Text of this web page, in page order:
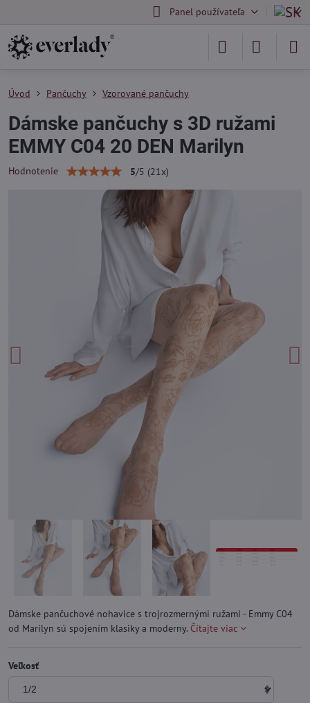
Panel používateľa
Úvod Pančuchy Vzorované pančuchy
Dámske pančuchy s 3D ružami
EMMY C04 20 DEN Marilyn
Hodnotenie 5/5 (21 x)
Dámske pančuchové nohavice s trojrozmernými ružami - Emmy C04
od Marilyn sú spojením klasiky a moderny. Čítajte viac
Veľkosť